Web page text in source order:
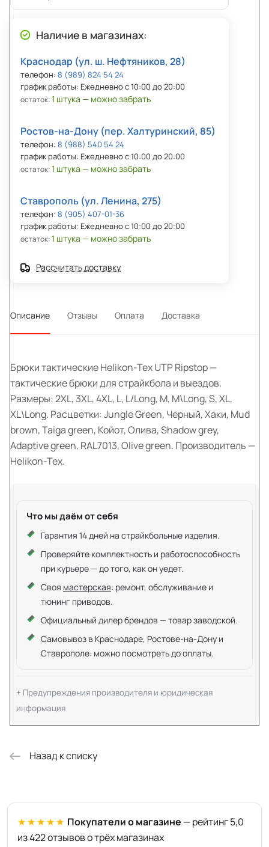
Наличие в магазинах:
Краснодар (ул. ш. Нефтяников, 28)
телефон: 8 (989) 824 54 24
график работы: Ежедневно с 10:00 до 20:00
остаток:1 штука — можно забрать
Ростов-на-Дону (пер. Халтуринский, 85)
телефон: 8 (988) 540 54 24
график работы: Ежедневно с 10:00 до 20:00
остаток:1 штука — можно забрать
Ставрополь (ул. Ленина, 275)
телефон: 8 (905) 407-01-36
график работы: Ежедневно с 10:00 до 20:00
остаток:1 штука — можно забрать
Рассчитать доставку
Описание Отзывы Оплата Доставка
Брюки тактические Helikon-Tex UTP Ripstop —
тактические брюки для страйкбола и выездов.
Размеры: 2XL, 3XL, 4XL, L, L/Long, M, M\Long, S, XL,
XL\Long. Расцветки: Jungle Green, Черный, Хаки, Mud
brown, Taiga green, Койот, Олива, Shadow grey,
Adaptive green, RAL7013, Olive green. Производитель —
Helikon-Tex.
Что мы даём от себя
Гарантия 14 дней на страйкбольные изделия.
Проверяйте комплектность и работоспособность
при курьере — до того, как он уедет.
Своя мастерская: ремонт, обслуживание и
тюнинг приводов.
Официальный дилер брендов — товар заводской.
Самовывоз в Краснодаре, Ростове-на-Дону и
Ставрополе: можно посмотреть до оплаты.
Предупреждения производителя и юридическая
информация
Назад к списку
★★★★★ Покупатели о магазине — рейтинг 5,0
из 422 отзывов о трёх магазинах